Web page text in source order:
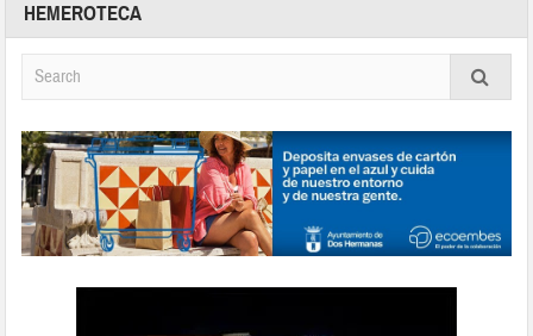
HEMEROTECA